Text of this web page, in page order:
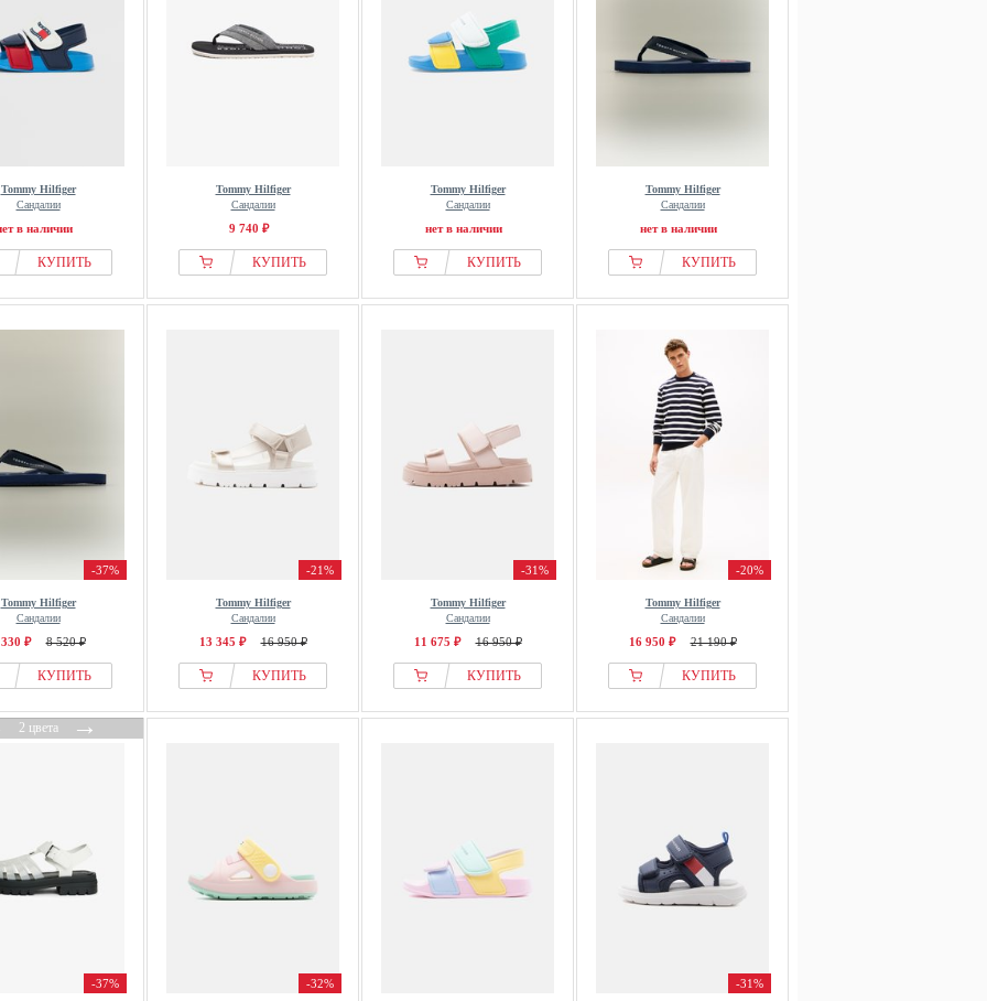
Tommy Hilfiger
Сандалии
в наличии
КУПИТЬ
Tommy Hilfiger
Сандалии
9 740 ₽
КУПИТЬ
Tommy Hilfiger
Сандалии
нет в наличии
КУПИТЬ
Tommy Hilfiger
Сандалии
нет в наличии
КУПИТЬ
-37%
Tommy Hilfiger
Сандалии
₽ 8 520 ₽
КУПИТЬ
-21%
Tommy Hilfiger
Сандалии
13 345 ₽ 16 950 ₽
КУПИТЬ
-31%
Tommy Hilfiger
Сандалии
11 675 ₽ 16 950 ₽
КУПИТЬ
-20%
Tommy Hilfiger
Сандалии
16 950 ₽ 21 190 ₽
КУПИТЬ
2 цвета→
-37% -32% -31%